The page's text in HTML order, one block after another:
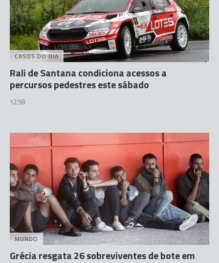
CASOS DO DIA
Rali de Santana condiciona acessos a
percursos pedestres este sábado
12:58
MUNDO
Grécia resgata 26 sobreviventes de bote em